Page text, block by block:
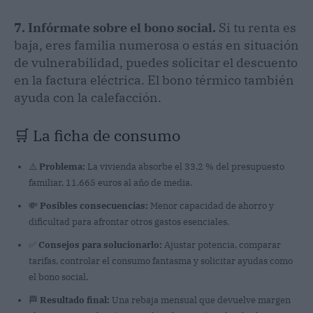
7. Infórmate sobre el bono social. Si tu renta es
baja, eres familia numerosa o estás en situación
de vulnerabilidad, puedes solicitar el descuento
en la factura eléctrica. El bono térmico también
ayuda con la calefacción.
🛒 La ficha de consumo
⚠️ Problema: La vivienda absorbe el 33,2 % del presupuesto
familiar, 11.665 euros al año de media.
💸 Posibles consecuencias: Menor capacidad de ahorro y
dificultad para afrontar otros gastos esenciales.
Consejos para solucionarlo: Ajustar potencia, comparar
tarifas, controlar el consumo fantasma y solicitar ayudas como
el bono social.
🏁 Resultado final: Una rebaja mensual que devuelve margen